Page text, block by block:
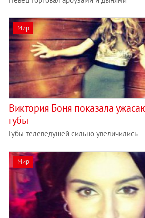
Мир
Виктория Боня показала
губы
Губы телеведущей сильно увеличились
Мир